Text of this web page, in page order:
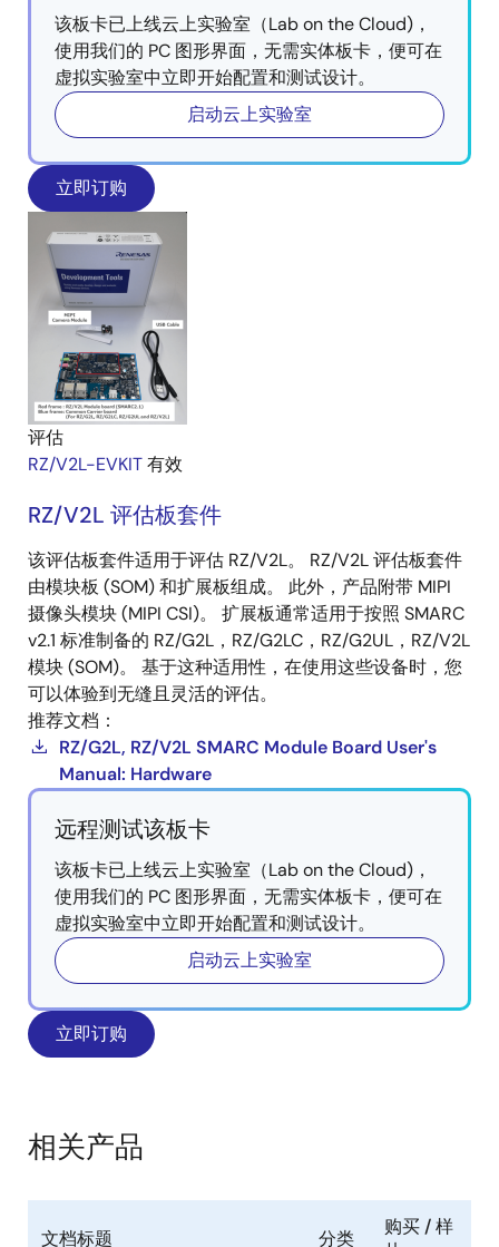
该板卡已上线云上实验室（Lab on the Cloud)，
使用我们的 PC 图形界面，无需实体板卡，便可在
虚拟实验室中立即开始配置和测试设计。
启动云上实验室
立即订购
评估
RZ/V2L-EVKIT有效
RZ/V2L 评估板套件
该评估板套件适用于评估 RZ/V2L。 RZ/V2L 评估板套件
由模块板 (SOM) 和扩展板组成。 此外，产品附带 MIPI
摄像头模块 (MIPI CSI)。 扩展板通常适用于按照 SMARC
v2.1 标准制备的 RZ/G2L，RZ/G2LC，RZ/G2UL，RZ/V2L
模块 (SOM)。 基于这种适用性，在使用这些设备时，您
可以体验到无缝且灵活的评估。
推荐文档：
RZ/G2L, RZ/V2L SMARC Module Board User's
Manual: Hardware
远程测试该板卡
该板卡已上线云上实验室（Lab on the Cloud)，
使用我们的 PC 图形界面，无需实体板卡，便可在
虚拟实验室中立即开始配置和测试设计。
启动云上实验室
立即订购
相关产品
文档标题 分类
购买 / 样